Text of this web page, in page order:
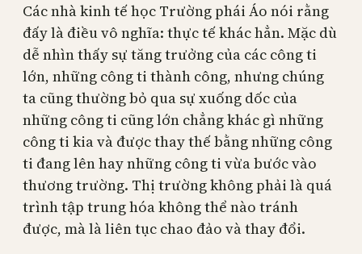
Các nhà kinh tế học Trường phái Áo nói rằng
đấy là điều vô nghĩa: thực tế khác hẳn. Mặc dù
dễ nhìn thấy sự tăng trưởng của các công ti
lớn, những công ti thành công, nhưng chúng
ta cũng thường bỏ qua sự xuống dốc của
những công ti cũng lớn chẳng khác gì những
công ti kia và được thay thế bằng những công
ti đang lên hay những công ti vừa bước vào
thương trường. Thị trường không phải là quá
trình tập trung hóa không thể nào tránh
được, mà là liên tục chao đảo và thay đổi.